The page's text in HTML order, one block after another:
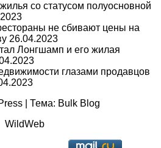
со статусом полуосновной
не сбивают цены на
26.04.2023
Лонгшамп и его жилая
глазами продавцов
Тема: Bulk Blog
WildWeb